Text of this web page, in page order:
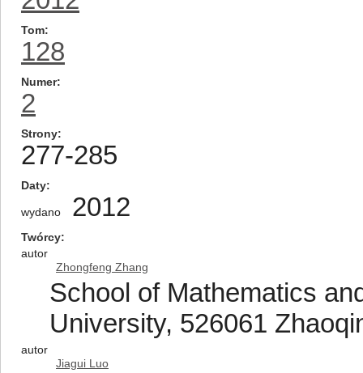
Tom
128
Numer
2
Strony
277-285
Daty
wydano 2012
Twórcy
autor
Zhongfeng Zhang
School of Mathematics
University, 526061
autor
Jiagui Luo